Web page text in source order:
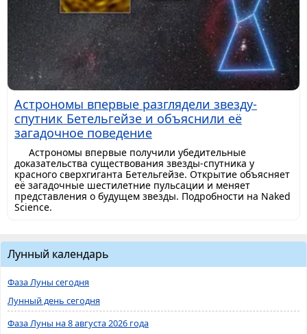
Астрономы впервые разглядели звезду-
спутник Бетельгейзе и объяснили её
загадочное поведение
Астрономы впервые получили убедительные
доказательства существования звезды-спутника у
красного сверхгиганта Бетельгейзе. Открытие объясняет
её загадочные шестилетние пульсации и меняет
представления о будущем звезды. Подробности на Naked
Science.
Лунный календарь
Фаза Луны сегодня
Лунный день сегодня
Фаза Луны на 8 августа 2026 года